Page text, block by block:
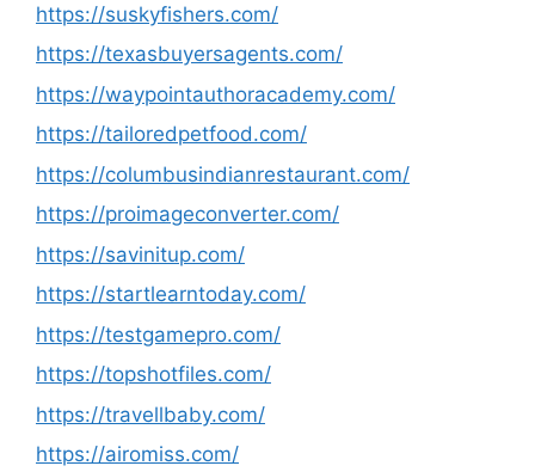
https://suskyfishers.com/
https://texasbuyersagents.com/
https://waypointauthoracademy.com/
https://tailoredpetfood.com/
https://columbusindianrestaurant.com/
https://proimageconverter.com/
https://savinitup.com/
https://startlearntoday.com/
https://testgamepro.com/
https://topshotfiles.com/
https://travellbaby.com/
https://airomiss.com/